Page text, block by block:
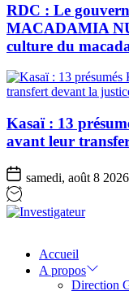
RDC : Le
MACADAMIA
culture du
Kasaï : 13
avant leur
samedi, août 8 2026
Accueil
A propos
Direction